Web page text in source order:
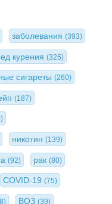
заболевания (393)
курения (325)
сигареты(260)
(187)
никотин (139)
(92) рак (80)
COVID-19 (75)
ВОЗ (39)